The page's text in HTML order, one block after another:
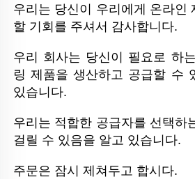
우리는 당신이 우리에게 온라인
할 기회를 주셔서 감사합니다.
우리 회사는 당신이 필요로 하
링 제품을 생산하고 공급할 수
있습니다.
우리는 적합한 공급자를 선택하
걸릴 수 있음을 알고 있습니다.
주문은 잠시 제쳐두고 합시다.